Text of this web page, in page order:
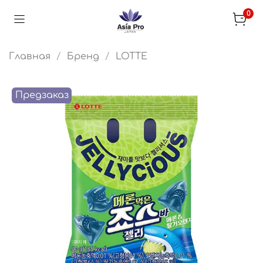
0
Главная Бренд LOTTE
Предзаказ